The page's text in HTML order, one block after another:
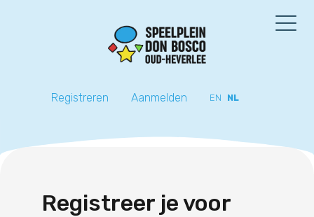
Registreren Aanmelden EN NL
Registreer je voor